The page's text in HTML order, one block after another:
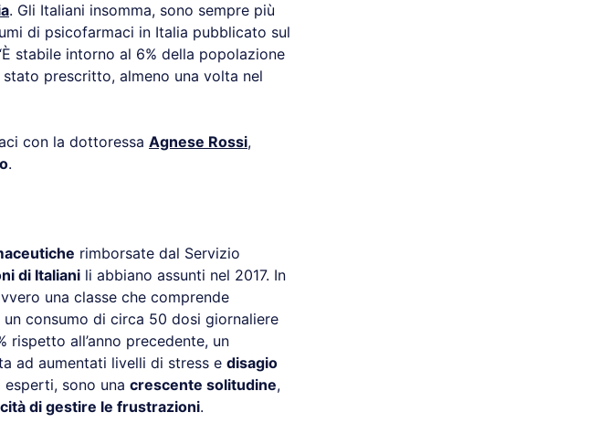
. Gli Italiani insomma, sono sempre più
di psicofarmaci in Italia pubblicato sul
stabile intorno al 6% della popolazione
prescritto, almeno una volta nel
con la dottoressa Agnese Rossi,
.
rimborsate dal Servizio
di Italiani li abbiano assunti nel 2017. In
una classe che comprende
un consumo di circa 50 dosi giornaliere
rispetto all’anno precedente, un
ad aumentati livelli di stress e disagio
sono una crescente solitudine,
di gestire le frustrazioni.